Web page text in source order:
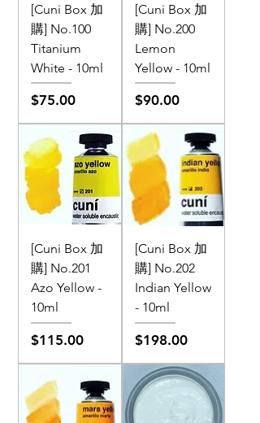
[Cuni Box 加
購] No.100
Titanium
White - 10ml
價格
$75.00
[Cuni Box 加
購] No.200
Lemon
Yellow - 10ml
價格
$90.00
[Cuni Box 加
購] No.201
Azo Yellow -
10ml
價格
$115.00
[Cuni Box 加
購] No.202
Indian Yellow
- 10ml
價格
$198.00